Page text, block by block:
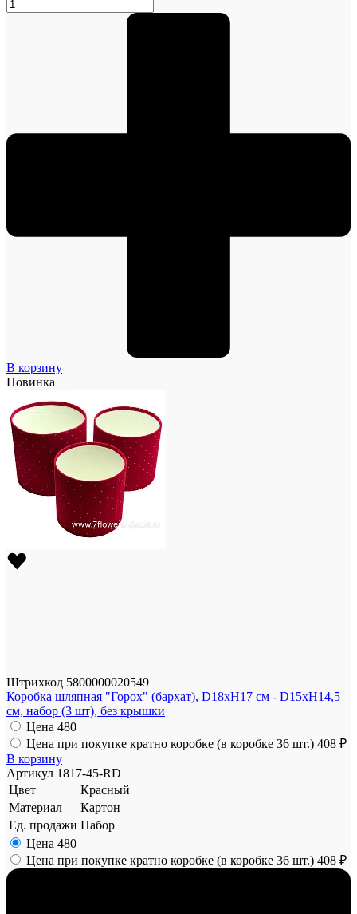
В корзину
Новинка
Штрихкод 5800000020549
Коробка шляпная "Горох" (бархат), D18xH17 см - D15xH14,5
см, набор (3 шт), без крышки
Цена 480
Цена при покупке кратно коробке (в коробке 36 шт.) 408 ₽
В корзину
Артикул 1817-45-RD
Цвет
Красный
Материал
Картон
Ед. продажи Набор
Цена 480
Цена при покупке кратно коробке (в коробке 36 шт.) 408 ₽